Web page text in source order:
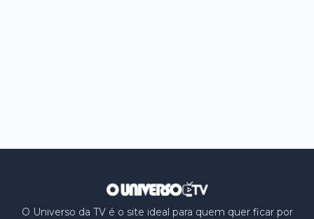
O Universo da TV é o site ideal para quem quer ficar por